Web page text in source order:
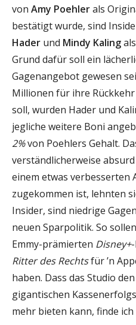
von Amy Poehlerals
bestätigt wurde, sind
Hader und Mindy Kaling
Grund dafür soll ein
Gagenangebot gewesen
Millionen für ihre
soll, wurden Hader und
jegliche weitere Boni
2%von Poehlers Gehalt.
verständlicherweise
einem etwas verbesserten
zugekommen ist, lehnten
Insider, sind niedrige
neuen Sparpolitik. So
Emmy-prämierten Disney+
Ritter des Rechtsfür ’n
haben. Dass das Studio
gigantischen
mehr bieten kann, finde ich